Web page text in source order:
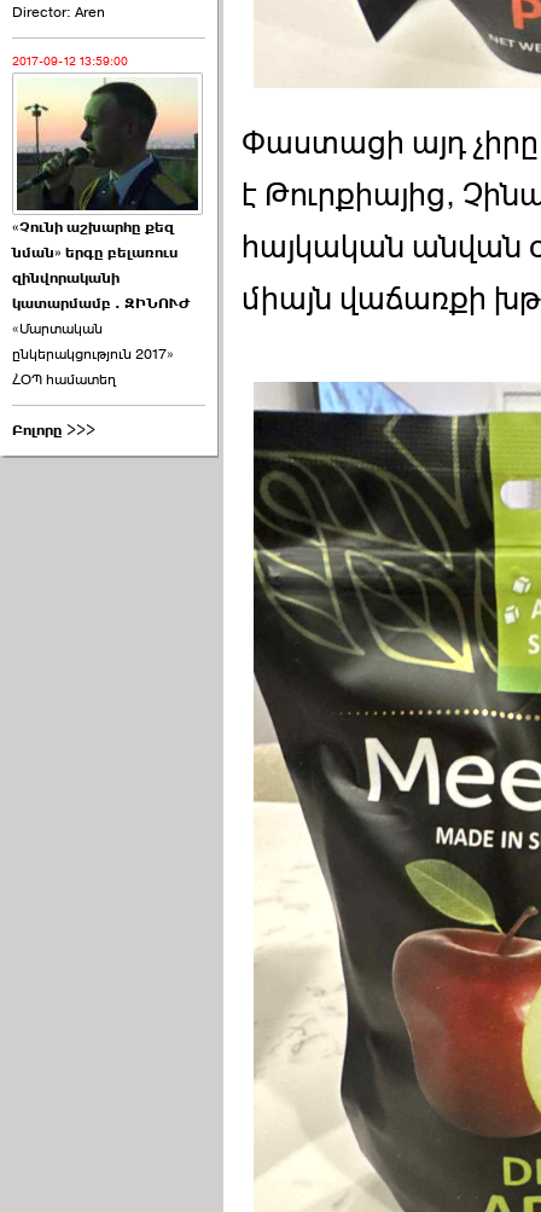
Director: Aren
2017-09-12 13:59:00
«Չունի աշխարհը քեզ
նման» երգը բելառուս
զինվորականի
կատարմամբ . ԶԻՆՈՒԺ
«Մարտական
ընկերակցություն 2017»
ՀՕՊ համատեղ
Բոլորը >>>
Փաստացի այդ չիրը
է Թուրքիայից,
հայկական անվան
միայն վաճառքի